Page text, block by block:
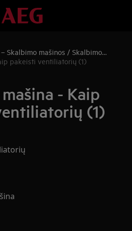
Skalbimo mašinos / Skalbimo
pakeisti ventiliatorių (1)
- Kaip
(1)